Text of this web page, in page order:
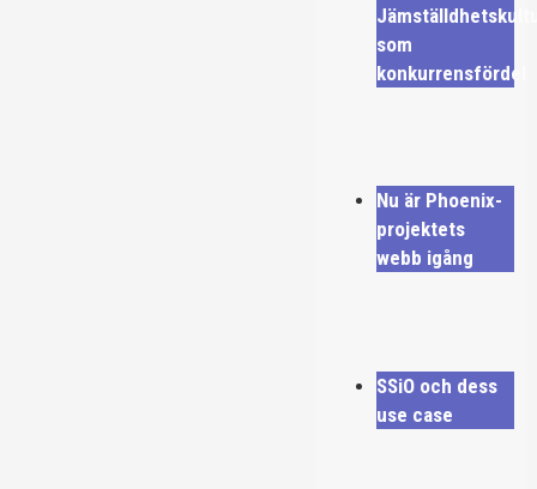
som
konkurrensfördel
Nu är Phoenix-
projektets
webb igång
SSiO och dess
use case